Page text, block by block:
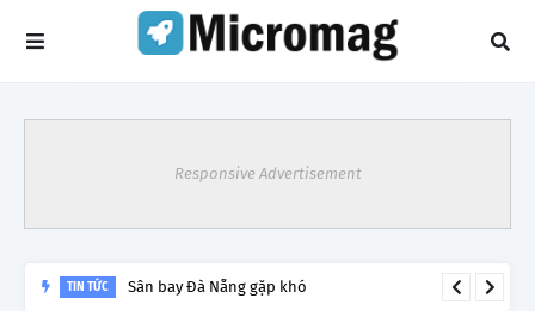
Responsive Advertisement
TIN TỨC Lý do tạm dừng khai thác một số đường bay từ 1/4